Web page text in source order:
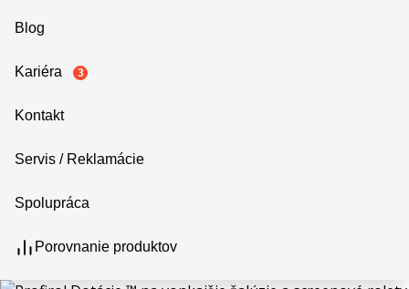
Blog
Kariéra 3
Kontakt
Servis / Reklamácie
Spolupráca
Porovnanie produktov